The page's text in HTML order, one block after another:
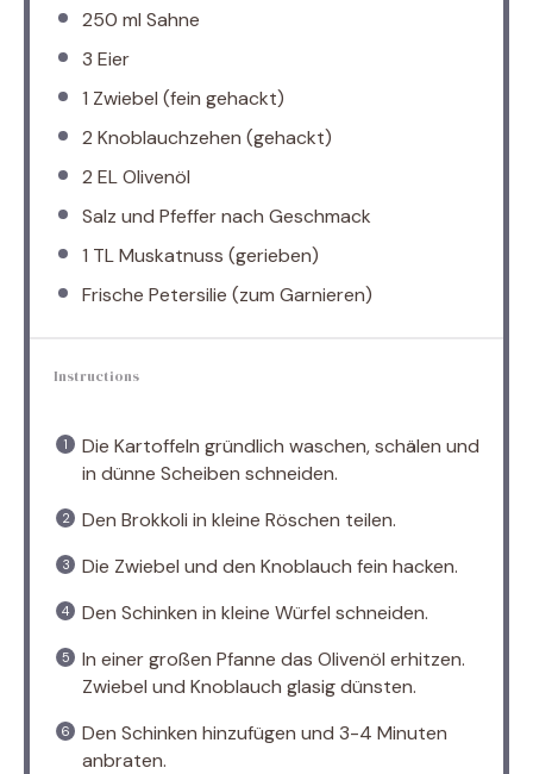
250 ml Sahne
3 Eier
1 Zwiebel (fein gehackt)
2 Knoblauchzehen (gehackt)
2 EL Olivenöl
Salz und Pfeffer nach Geschmack
1 TL Muskatnuss (gerieben)
Frische Petersilie (zum Garnieren)
Instructions
Die Kartoffeln gründlich waschen, schälen und
in dünne Scheiben schneiden.
Den Brokkoli in kleine Röschen teilen.
Die Zwiebel und den Knoblauch fein hacken.
Den Schinken in kleine Würfel schneiden.
In einer großen Pfanne das Olivenöl erhitzen.
Zwiebel und Knoblauch glasig dünsten.
Den Schinken hinzufügen und 3-4 Minuten
anbraten.